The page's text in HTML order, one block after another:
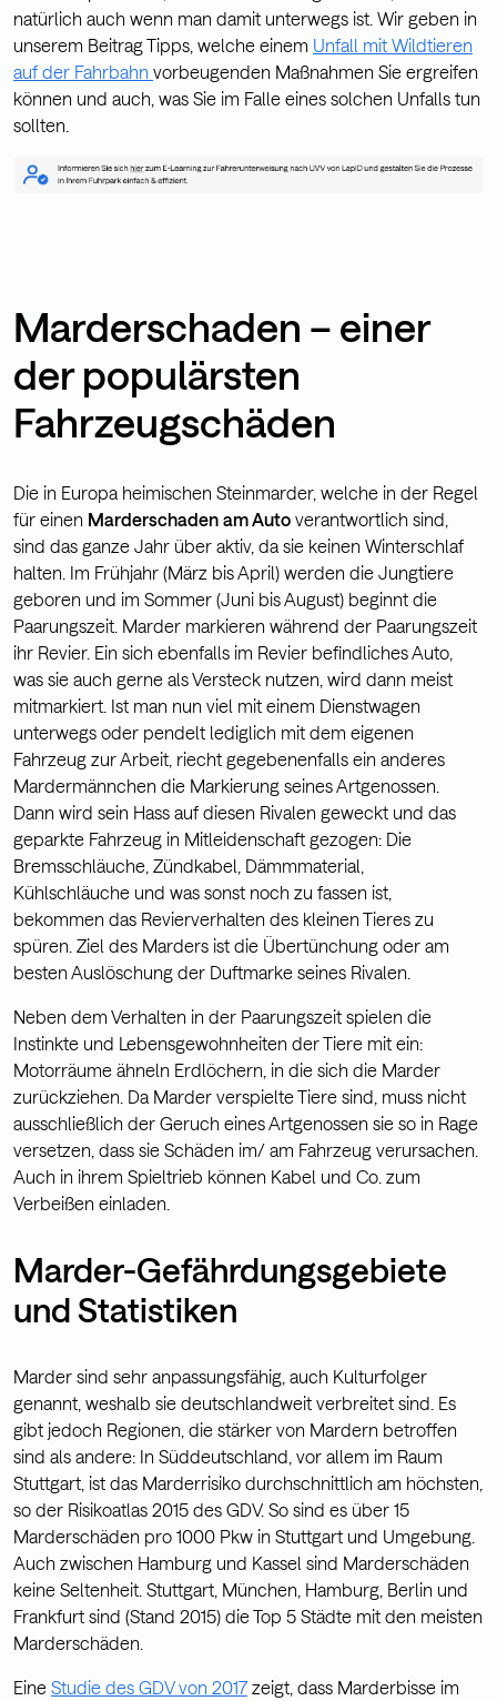
natürlich auch wenn man damit unterwegs ist. Wir geben in
unserem Beitrag Tipps, welche einem Unfall mit Wildtieren
auf der Fahrbahn vorbeugenden Maßnahmen Sie ergreifen
können und auch, was Sie im Falle eines solchen Unfalls tun
sollten.
Marderschaden – einer
der populärsten
Fahrzeugschäden
Die in Europa heimischen Steinmarder, welche in der Regel
für einen Marderschaden am Auto verantwortlich sind,
sind das ganze Jahr über aktiv, da sie keinen Winterschlaf
halten. Im Frühjahr (März bis April) werden die Jungtiere
geboren und im Sommer (Juni bis August) beginnt die
Paarungszeit. Marder markieren während der Paarungszeit
ihr Revier. Ein sich ebenfalls im Revier befindliches Auto,
was sie auch gerne als Versteck nutzen, wird dann meist
mitmarkiert. Ist man nun viel mit einem Dienstwagen
unterwegs oder pendelt lediglich mit dem eigenen
Fahrzeug zur Arbeit, riecht gegebenenfalls ein anderes
Mardermännchen die Markierung seines Artgenossen.
Dann wird sein Hass auf diesen Rivalen geweckt und das
geparkte Fahrzeug in Mitleidenschaft gezogen: Die
Bremsschläuche, Zündkabel, Dämmmaterial,
Kühlschläuche und was sonst noch zu fassen ist,
bekommen das Revierverhalten des kleinen Tieres zu
spüren. Ziel des Marders ist die Übertünchung oder am
besten Auslöschung der Duftmarke seines Rivalen.
Neben dem Verhalten in der Paarungszeit spielen die
Instinkte und Lebensgewohnheiten der Tiere mit ein:
Motorräume ähneln Erdlöchern, in die sich die Marder
zurückziehen. Da Marder verspielte Tiere sind, muss nicht
ausschließlich der Geruch eines Artgenossen sie so in Rage
versetzen, dass sie Schäden im/ am Fahrzeug verursachen.
Auch in ihrem Spieltrieb können Kabel und Co. zum
Verbeißen einladen.
Marder-Gefährdungsgebiete
und Statistiken
Marder sind sehr anpassungsfähig, auch Kulturfolger
genannt, weshalb sie deutschlandweit verbreitet sind. Es
gibt jedoch Regionen, die stärker von Mardern betroffen
sind als andere: In Süddeutschland, vor allem im Raum
Stuttgart, ist das Marderrisiko durchschnittlich am höchsten,
so der Risikoatlas 2015 des GDV. So sind es über 15
Marderschäden pro 1000 Pkw in Stuttgart und Umgebung.
Auch zwischen Hamburg und Kassel sind Marderschäden
keine Seltenheit. Stuttgart, München, Hamburg, Berlin und
Frankfurt sind (Stand 2015) die Top 5 Städte mit den meisten
Marderschäden.
Eine Studie des GDV von 2017 zeigt, dass Marderbisse im